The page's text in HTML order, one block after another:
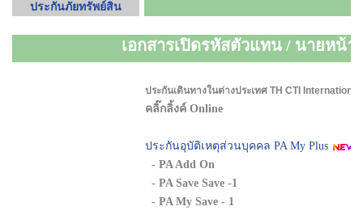
ประกันภัยทรัพย์สิน
เอกสารเปิดรหัสตัวแทน / นายหน้า
ประกันเดินทางในต่างประเทศ TH CTI
คลิ๊กลิ้งค์ Online
ประกันอุบัติเหตุส่วนบุคคล PA My Plus
- PA Add On
- PA Save Save -1
- PA My Save - 1